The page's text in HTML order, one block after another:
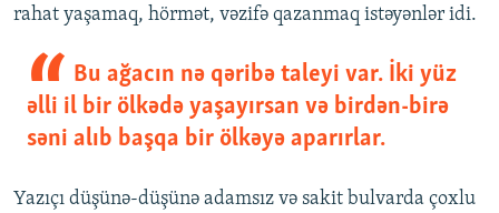
rahat yaşamaq, hörmət, vəzifə qazanmaq istəyənlər idi.
Bu ağacın nə qəribə taleyi var. İki yüz
əlli il bir ölkədə yaşayırsan və birdən-birə
səni alıb başqa bir ölkəyə aparırlar.
Yazıçı düşünə-düşünə adamsız və sakit bulvarda çoxlu